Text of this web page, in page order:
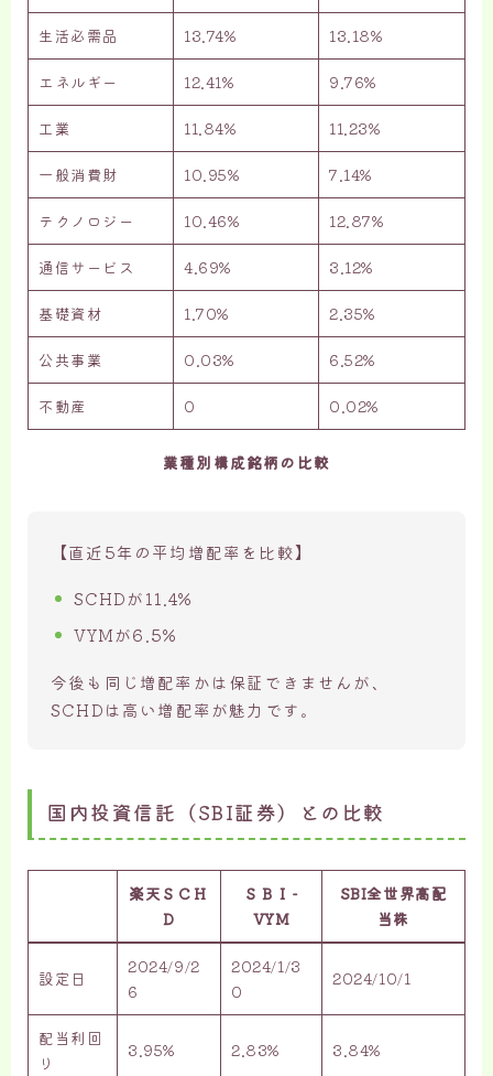
生活必需品 13.74% 13.18%
エネルギー 12.41% 9.76%
工業 11.84% 11.23%
一般消費財 10.95% 7.14%
テクノロジー 10.46% 12.87%
通信サービス 4.69% 3.12%
基礎資材 1.70% 2.35%
公共事業 0.03% 6.52%
不動産 0 0.02%
業種別構成銘柄の比較
【直近5年の平均増配率を比較】
SCHDが11.4%
VYMが6.5%
今後も同じ増配率かは保証できませんが、
SCHDは高い増配率が魅力です。
国内投資信託（SBI証券）との比較
楽天ＳＣＨ
Ｄ
ＳＢＩ-
VYM
SBI全世界高配
当株
設定日
2024/9/2
6
2024/1/3
0
2024/10/1
配当利回
り
3.95% 2.83% 3.84%